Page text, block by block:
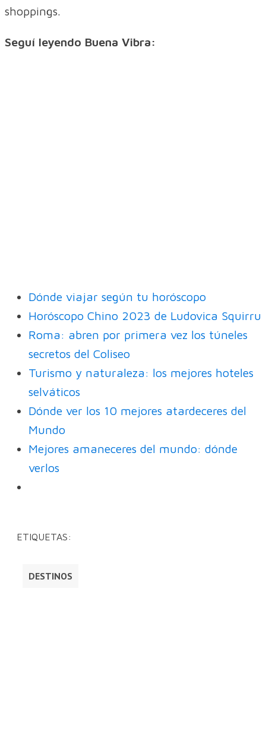
shoppings.
Seguí leyendo Buena Vibra:
Dónde viajar según tu horóscopo
Horóscopo Chino 2023 de Ludovica Squirru
Roma: abren por primera vez los túneles
secretos del Coliseo
Turismo y naturaleza: los mejores hoteles
selváticos
Dónde ver los 10 mejores atardeceres del
Mundo
Mejores amaneceres del mundo: dónde
verlos
ETIQUETAS:
DESTINOS